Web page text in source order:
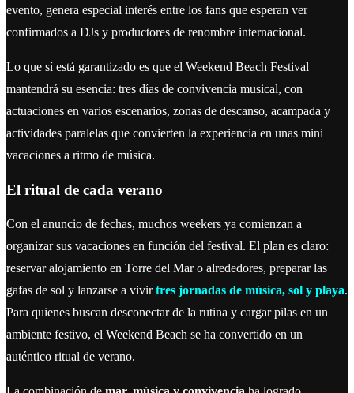
evento, genera especial interés entre los fans que esperan ver
confirmados a DJs y productores de renombre internacional.
Lo que sí está garantizado es que el Weekend Beach Festival
mantendrá su esencia: tres días de convivencia musical, con
actuaciones en varios escenarios, zonas de descanso, acampada y
actividades paralelas que convierten la experiencia en unas mini
vacaciones a ritmo de música.
El ritual de cada verano
Con el anuncio de fechas, muchos weekers ya comienzan a
organizar sus vacaciones en función del festival. El plan es claro:
reservar alojamiento en Torre del Mar o alrededores, preparar las
gafas de sol y lanzarse a vivirtres jornadas de música, sol y playa.
Para quienes buscan desconectar de la rutina y cargar pilas en un
ambiente festivo, el Weekend Beach se ha convertido en un
auténtico ritual de verano.